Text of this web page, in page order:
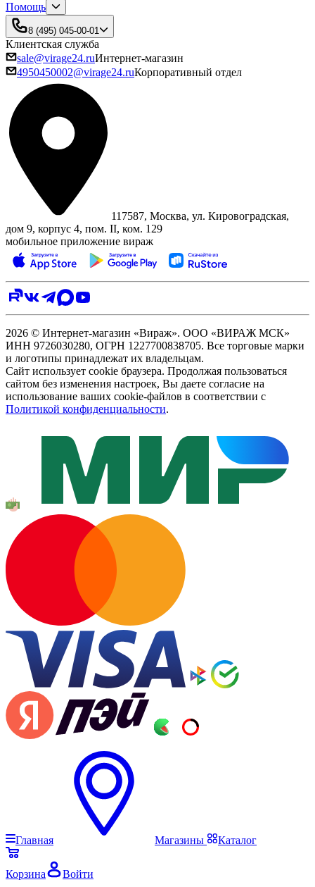
Помощь
8 (495) 045-00-01
Клиентская служба
sale@virage24.ruИнтернет-магазин
4950450002@virage24.ruКорпоративный отдел
117587, Москва, ул. Кировоградская,
дом 9, корпус 4, пом. II, ком. 129
мобильное приложение вираж
2026 © Интернет-магазин «Вираж». ООО «ВИРАЖ МСК»
ИНН 9726030280, ОГРН 1227700838705. Все торговые марки
и логотипы принадлежат их владельцам.
Сайт использует cookie браузера. Продолжая пользоваться
сайтом без изменения настроек, Вы даете согласие на
использование ваших cookie-файлов в соответствии с
Политикой конфиденциальности.
Главная Магазины Каталог
Корзина Войти